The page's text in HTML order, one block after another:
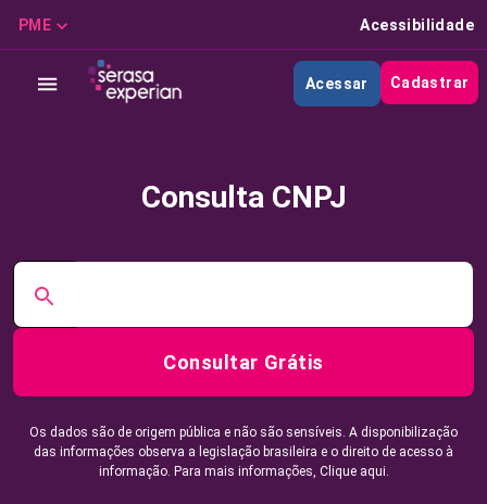
PME Acessibilidade
Acessar Cadastrar
Consulta CNPJ
Consultar Grátis
Os dados são de origem pública e não são sensíveis. A disponibilização
das informações observa a legislação brasileira e o direito de acesso à
informação. Para mais informações, Clique aqui.